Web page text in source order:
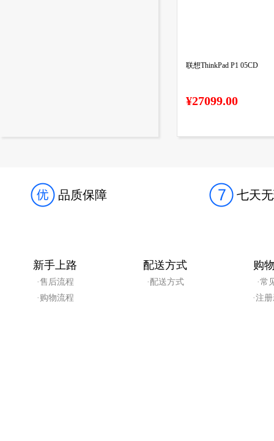
联想ThinkPad P1 05CD
¥27099.00
品质保障 七天
新手上路
·售后流程
·购物流程
配送方式
·配送方式
购
·常
·注